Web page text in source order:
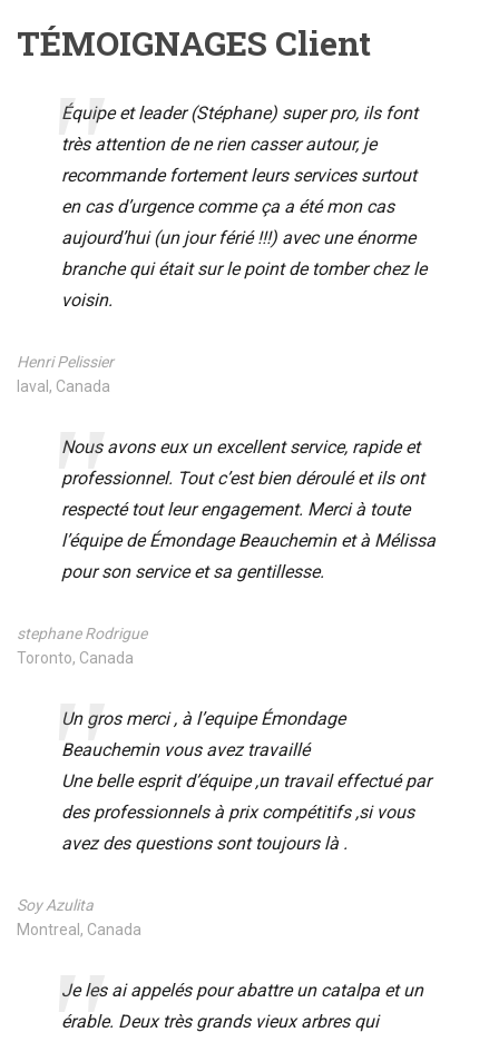
TÉMOIGNAGES Client
Équipe et leader (Stéphane) super pro, ils font
très attention de ne rien casser autour, je
recommande fortement leurs services surtout
en cas d’urgence comme ça a été mon cas
aujourd’hui (un jour férié !!!) avec une énorme
branche qui était sur le point de tomber chez le
voisin.
Henri Pelissier
laval, Canada
Nous avons eux un excellent service, rapide et
professionnel. Tout c’est bien déroulé et ils ont
respecté tout leur engagement. Merci à toute
l’équipe de Émondage Beauchemin et à Mélissa
pour son service et sa gentillesse.
stephane Rodrigue
Toronto, Canada
Un gros merci , à l’equipe Émondage
Beauchemin vous avez travaillé
Une belle esprit d’équipe ,un travail effectué par
des professionnels à prix compétitifs ,si vous
avez des questions sont toujours là .
Soy Azulita
Montreal, Canada
Je les ai appelés pour abattre un catalpa et un
érable. Deux très grands vieux arbres qui